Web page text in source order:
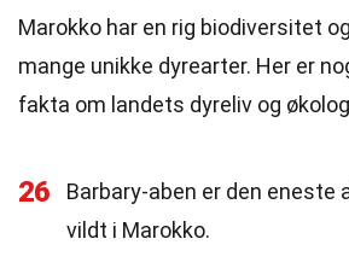
Marokko har en rig biodiversitet
mange unikke dyrearter. Her er
fakta om landets dyreliv og
26
Barbary-aben er den eneste
vildt i Marokko.